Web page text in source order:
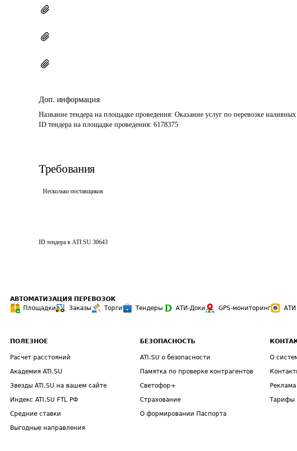
Доп. информация
Название тендера на площадке проведения: Оказание услуг по перевозке
ID тендера на площадке проведения: 6178375
Требования
Несколько поставщиков
ID тендера в ATI.SU 30643
АВТОМАТИЗАЦИЯ ПЕРЕВОЗОК
Площадки
Заказы Торги Тендеры АТИ-Доки GPS-мониторинг
ПОЛЕЗНОЕ
Расчет расстояний
Академия ATI.SU
Звезды ATI.SU на вашем сайте
Индекс ATI.SU FTL РФ
Средние ставки
Выгодные направления
БЕЗОПАСНОСТЬ
ATI.SU о безопасности
Памятка по проверке контрагентов
Светофор+
Страхование
О формировании Паспорта
О
Тарифы